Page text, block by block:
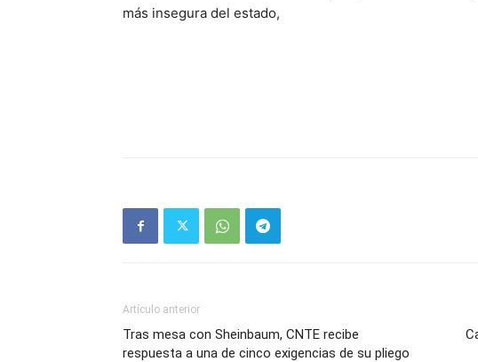
más insegura del estado,
Artículo anterior
Tras mesa con Sheinbaum, CNTE recibe
respuesta a una de cinco exigencias de su pliego